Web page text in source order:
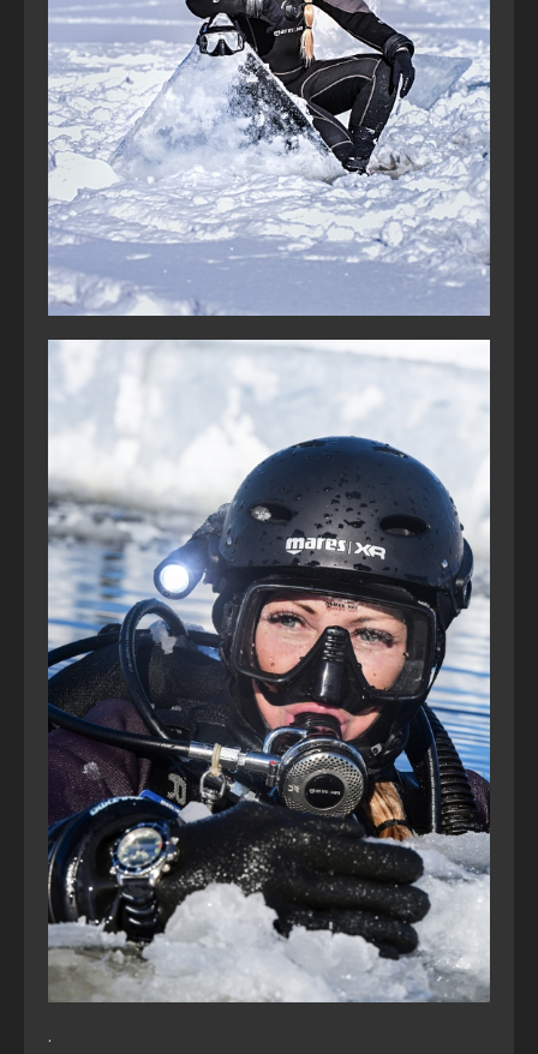
.